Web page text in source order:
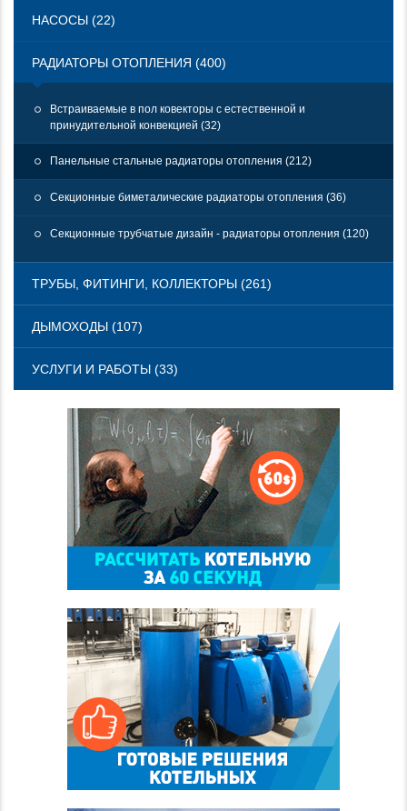
НАСОСЫ (22)
РАДИАТОРЫ ОТОПЛЕНИЯ (400)
Встраиваемые в пол ковекторы с естественной и
принудительной конвекцией (32)
Панельные стальные радиаторы отопления (212)
Секционные биметалические радиаторы отопления (36)
Секционные трубчатые дизайн - радиаторы отопления (120)
ТРУБЫ, ФИТИНГИ, КОЛЛЕКТОРЫ (261)
ДЫМОХОДЫ (107)
УСЛУГИ И РАБОТЫ (33)